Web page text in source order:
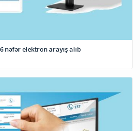
nəfər elektron arayış alıb